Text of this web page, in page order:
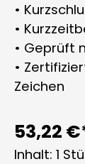
•
•
• Geprüft
•
Zeichen
53,22
Inhalt: 1